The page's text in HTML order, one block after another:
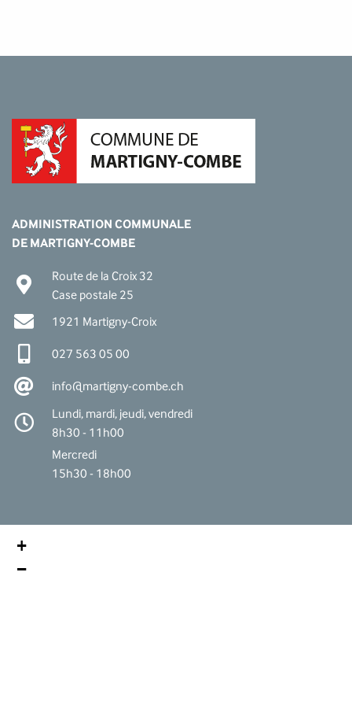
ADMINISTRATION COMMUNALE
DE MARTIGNY-COMBE
Route de la Croix 32
Case postale 25
1921 Martigny-Croix
027 563 05 00
info@martigny-combe.ch
Lundi, mardi, jeudi, vendredi
8h30 - 11h00
Mercredi
15h30 - 18h00
+
−